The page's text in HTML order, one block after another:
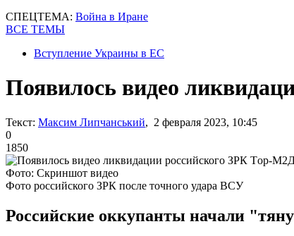
СПЕЦТЕМА: Война в Иране
ВСЕ ТЕМЫ
Вступление Украины в ЕС
Появилось видео
Текст: Максим Липчанський, 2 февраля 2023, 10:45
0
1850
Фото: Скриншот видео
Фото российского ЗРК после точного удара ВСУ
Российские оккупанты начали